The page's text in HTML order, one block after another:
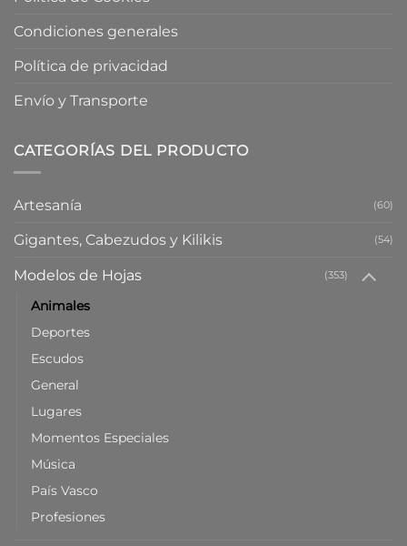
Condiciones generales
Política de privacidad
Envío y Transporte
CATEGORÍAS DEL PRODUCTO
Artesanía (60)
Gigantes, Cabezudos y Kilikis (54)
Modelos de Hojas (353)
Animales
Deportes
Escudos
General
Lugares
Momentos Especiales
Música
País Vasco
Profesiones